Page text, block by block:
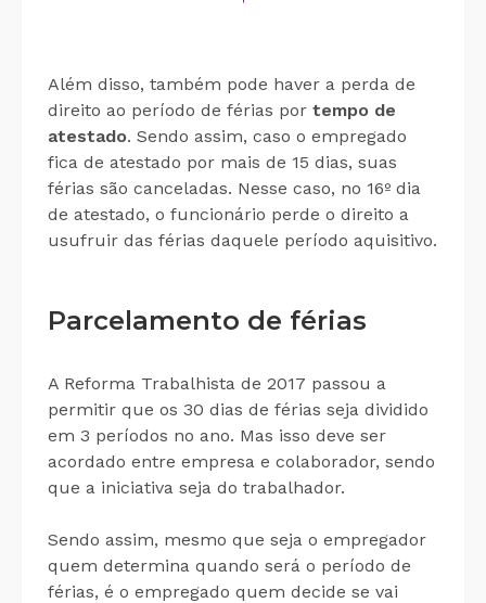
Além disso, também pode haver a perda de
direito ao período de férias por tempo de
atestado. Sendo assim, caso o empregado
fica de atestado por mais de 15 dias, suas
férias são canceladas. Nesse caso, no 16º dia
de atestado, o funcionário perde o direito a
usufruir das férias daquele período aquisitivo.
Parcelamento de férias
A Reforma Trabalhista de 2017 passou a
permitir que os 30 dias de férias seja dividido
em 3 períodos no ano. Mas isso deve ser
acordado entre empresa e colaborador, sendo
que a iniciativa seja do trabalhador.
Sendo assim, mesmo que seja o empregador
quem determina quando será o período de
férias, é o empregado quem decide se vai